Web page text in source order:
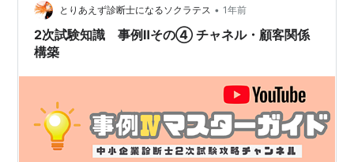
で創業されたお店で、日本人の益子陽介さんが立ち上げ
たものだ。今で…
とりあえず診断士になるソクラテス • 1年前
2次試験知識 事例Ⅱその④ チャネル・顧客関係
構築